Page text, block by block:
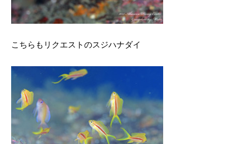
こちらもリクエストのスジハナダイ